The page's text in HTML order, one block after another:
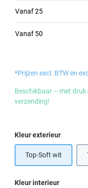
Vanaf25
Vanaf 50
*Prijzen excl. BTW en
Beschikbaar – met
verzending!
Selecteer
Kleur exterieur
Top-Soft wit
Selecteer
Kleur interieur